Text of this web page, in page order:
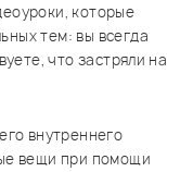
которые
тем: вы всегда
что застряли на
внутреннего
вещи при помощи